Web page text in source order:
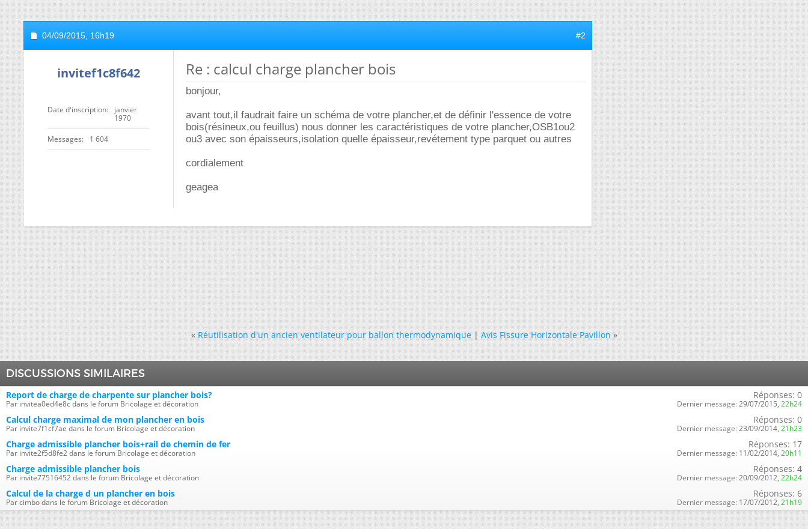
04/09/2015, 16h19 #2
invitef1c8f642
Date d'inscription
janvier
1970
Messages 1 604
Re : calcul charge plancher bois
bonjour,
avant tout,il faudrait faire un schéma de votre plancher,et de définir l'essence de votre
bois(résineux,ou feuillus) nous donner les caractéristiques de votre plancher,OSB1ou2
ou3 avec son épaisseurs,isolation quelle épaisseur,revétement type parquet ou autres
cordialement
geagea
« Réutilisation d'un ancien ventilateur pour ballon thermodynamique|Avis Fissure Horizontale Pavillon »
DISCUSSIONS SIMILAIRES
Report de charge de charpente sur plancher bois?
Par invitea0ed4e8c dans le forum Bricolage et décoration
Réponses: 0
Dernier message: 29/07/2015, 22h24
Calcul charge maximal de mon plancher en bois
Par invite7f1cf7ae dans le forum Bricolage et décoration
Réponses: 0
Dernier message: 23/09/2014, 21h23
Charge admissible plancher bois+rail de chemin de fer
Par invite2f5d8fe2 dans le forum Bricolage et décoration
Réponses: 17
Dernier message: 11/02/2014, 20h11
Charge admissible plancher bois
Par invite77516452 dans le forum Bricolage et décoration
Réponses: 4
Dernier message: 20/09/2012, 22h24
Calcul de la charge d un plancher en bois
Par cimbo dans le forum Bricolage et décoration
Réponses: 6
Dernier message: 17/07/2012, 21h19